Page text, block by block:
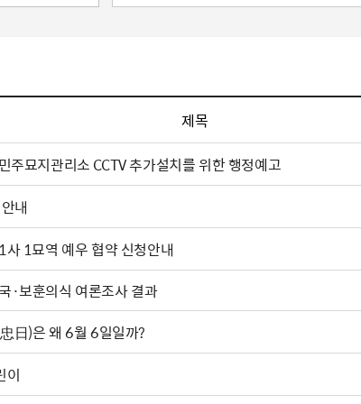
제목
주묘지관리소 CCTV 추가설치를 위한 행정예고
내
사 1묘역 예우 협약 신청안내
·보훈의식 여론조사 결과
日)은 왜 6월 6일일까?
이